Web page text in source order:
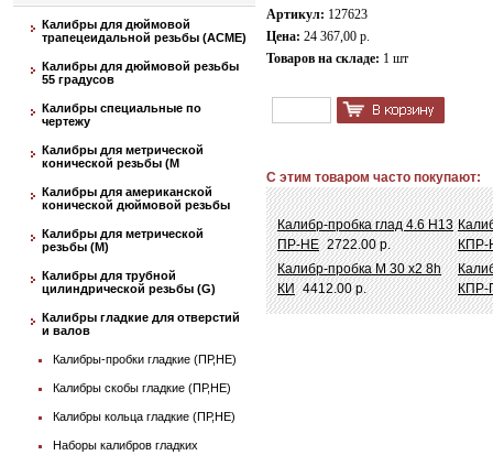
Калибры для дюймовой
трапецеидальной резьбы (АСМЕ)
Калибры для дюймовой резьбы
55 градусов
Калибры специальные по
чертежу
Калибры для метрической
конической резьбы (М
Калибры для американской
конической дюймовой резьбы
Калибры для метрической
резьбы (М)
Калибры для трубной
цилиндрической резьбы (G)
Калибры гладкие для отверстий
и валов
Калибры-пробки гладкие (ПР,НЕ)
Калибры скобы гладкие (ПР,НЕ)
Калибры кольца гладкие (ПР,НЕ)
Наборы калибров гладких
Артикул: 127623
Цена: 24 367,00 р.
Товаров на складе: 1 шт
С этим товаром часто покупают:
Калибр-пробка глад 4.6 Н13
ПР-НЕ 2722.00 р.
КПР-
Калибр-пробка М 30 х2 8h
КИ 4412.00 р.
КПР-